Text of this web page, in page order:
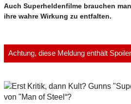
Auch Superheldenfilme brauchen
ihre wahre Wirkung zu entfalten.
Achtung, diese Meldung enthält